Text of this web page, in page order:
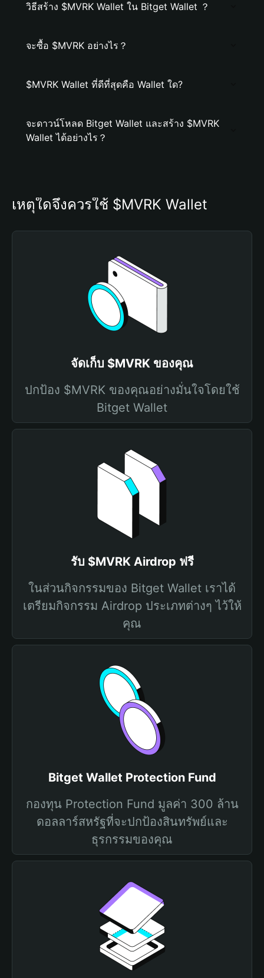
วิธีสร้าง $MVRK Wallet ใน Bitget Wallet ？
จะซื้อ $MVRK อย่างไร？
$MVRK Wallet ที่ดีที่สุดคือ Wallet ใด?
จะดาวน์โหลด Bitget Wallet และสร้าง $MVRK
Wallet ได้อย่างไร？
เหตุใดจึงควรใช้ $MVRK Wallet
จัดเก็บ $MVRK ของคุณ
ปกป้อง $MVRK ของคุณอย่างมั่นใจโดยใช้
Bitget Wallet
รับ $MVRK Airdrop ฟรี
ในส่วนกิจกรรมของ Bitget Wallet เราได้
เตรียมกิจกรรม Airdrop ประเภทต่างๆ ไว้ให้
คุณ
Bitget Wallet Protection Fund
กองทุน Protection Fund มูลค่า 300 ล้าน
ดอลลาร์สหรัฐที่จะปกป้องสินทรัพย์และ
ธุรกรรมของคุณ